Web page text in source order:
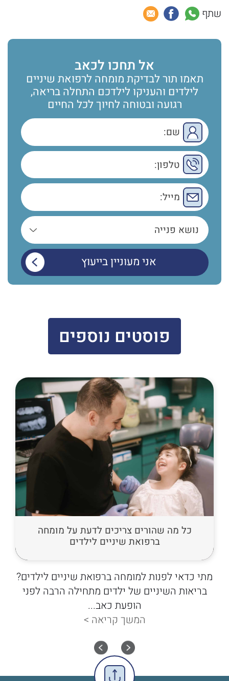
שתף
אל תחכו לכאב
תאמו תור לבדיקת מומחה לרפואת שיניים
לילדים והעניקו לילדכם התחלה בריאה,
רגועה ובטוחה לחיוך לכל החיים
פוסטים נוספים
כל מה שהורים צריכים לדעת על מומחה
ברפואת שיניים לילדים
מתי כדאי לפנות למומחה ברפואת שיניים לילדים?
בריאות השיניים של ילדים מתחילה הרבה לפני
הופעת כאב...
המשך קריאה >